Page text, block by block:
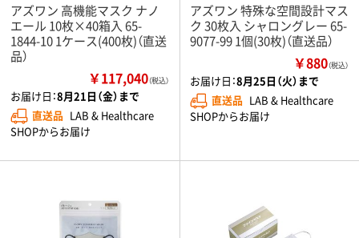
アズワン 高機能マスク ナノ
エール 10枚×40箱入 65-
1844-10 1ケース(400枚)（直送
品）
￥117,040（税込）
お届け日：8月21日（金）まで
直送品 LAB & Healthcare
SHOPからお届け
アズワン 特殊な空間設計マス
ク 30枚入 シャロングレー 65-
9077-99 1個(30枚)（直送品）
￥880（税込）
お届け日：8月25日（火）まで
直送品 LAB & Healthcare
SHOPからお届け